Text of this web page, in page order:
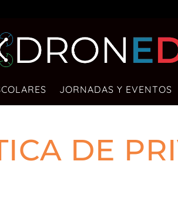
JORNADAS Y EVENTOS
DE